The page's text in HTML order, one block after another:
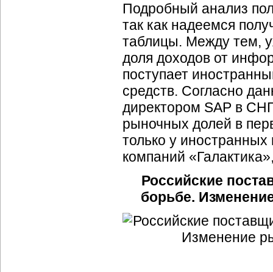
Подробный анализ
так как надеемся
таблицы. Между тем,
доля доходов от
поступает
средств. Согласно
директором SAP в
рыночных долей в
только у
компаний
Российские
борьбе.